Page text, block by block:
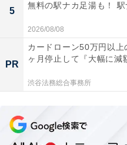
Dell「S2725DS-A」
5
無料の駅ナカ足湯も！ 駅
2026/08/08
PR
カードローン50万円以
ヶ月停止して『大幅に減
渋谷法務総合事務所